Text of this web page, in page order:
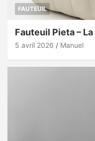
FAUTEUIL
Fauteuil Pieta –
5 avril 2026 Manuel